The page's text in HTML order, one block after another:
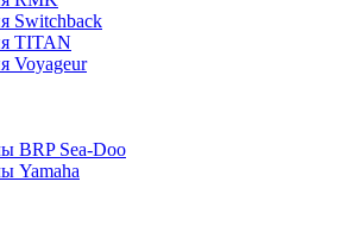
Switchback
TITAN
Voyageur
BRP Sea-Doo
Yamaha